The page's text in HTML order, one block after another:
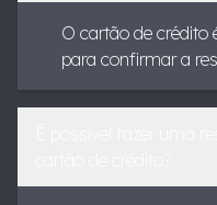
O cartão de crédito
para confirmar a